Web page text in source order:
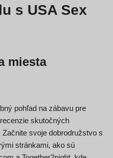
s USA Sex
miesta
pohľad na zábavu pre
skutočných
svoje dobrodružstvo s
stránkami, ako sú